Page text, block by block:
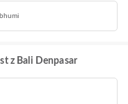
z Bali Denpasar